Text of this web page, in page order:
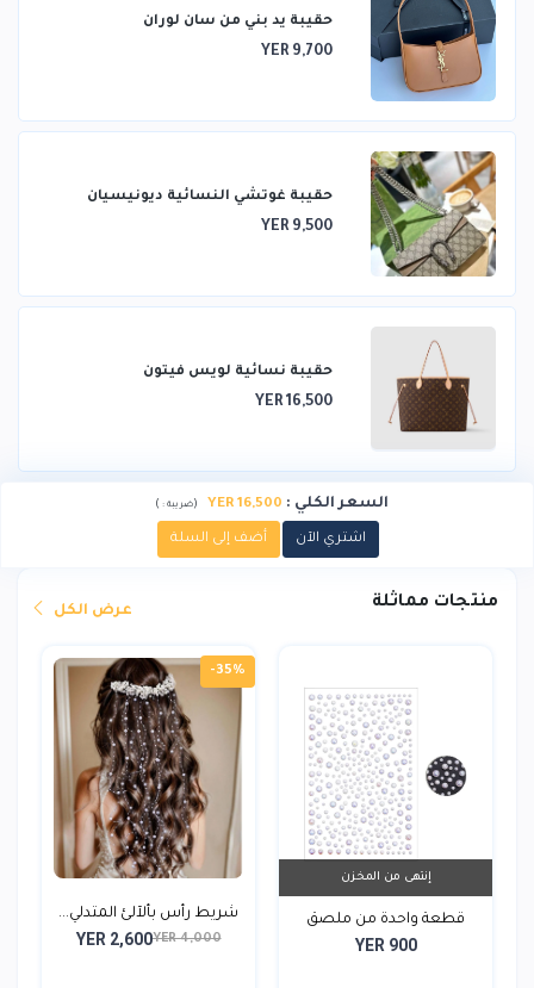
حقيبة يد بني من سان لوران
YER 9,700
حقيبة غوتشي النسائية ديونيسيان
YER 9,500
حقيبة نسائية لويس فيتون
YER 16,500
السعر الكلي :
16,500 YER
(ضريبة : )
اشتري الآن أضف إلى السلة
منتجات مماثلة عرض الكل
إنتهى من المخزن
قطعة واحدة من ملصق
تصمي...
YER 900
-35%
شريط رأس بألآلئ المتدلي...
YER 4,000
YER 2,600